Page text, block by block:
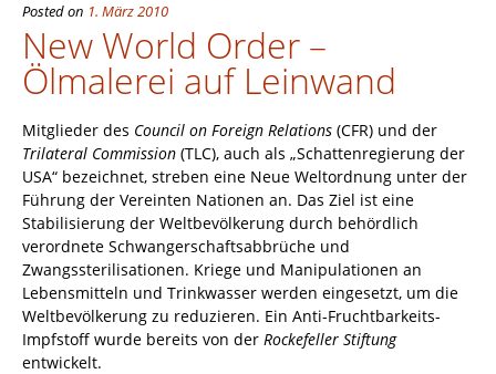
Posted on 1. März 2010
New World Order –
Ölmalerei auf Leinwand
Mitglieder des Council on Foreign Relations (CFR) und der
Trilateral Commission (TLC), auch als „Schattenregierung der
USA“ bezeichnet, streben eine Neue Weltordnung unter der
Führung der Vereinten Nationen an. Das Ziel ist eine
Stabilisierung der Weltbevölkerung durch behördlich
verordnete Schwangerschaftsabbrüche und
Zwangssterilisationen. Kriege und Manipulationen an
Lebensmitteln und Trinkwasser werden eingesetzt, um die
Weltbevölkerung zu reduzieren. Ein Anti-Fruchtbarkeits-
Impfstoff wurde bereits von der Rockefeller Stiftung
entwickelt.